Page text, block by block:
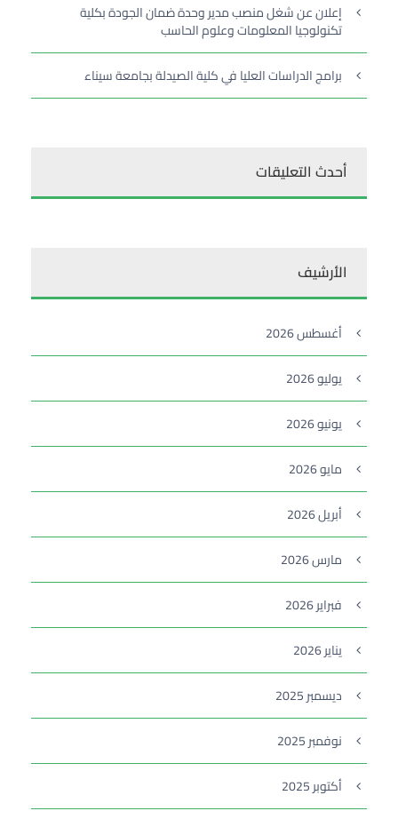
إعلان عن شغل منصب مدير وحدة ضمان الجودة بكلية
تكنولوجيا المعلومات وعلوم الحاسب
برامج الدراسات العليا في كلية الصيدلة بجامعة سيناء
أحدث التعليقات
الأرشيف
أغسطس 2026
يوليو 2026
يونيو 2026
مايو 2026
أبريل 2026
مارس 2026
فبراير 2026
يناير 2026
ديسمبر 2025
نوفمبر 2025
أكتوبر 2025